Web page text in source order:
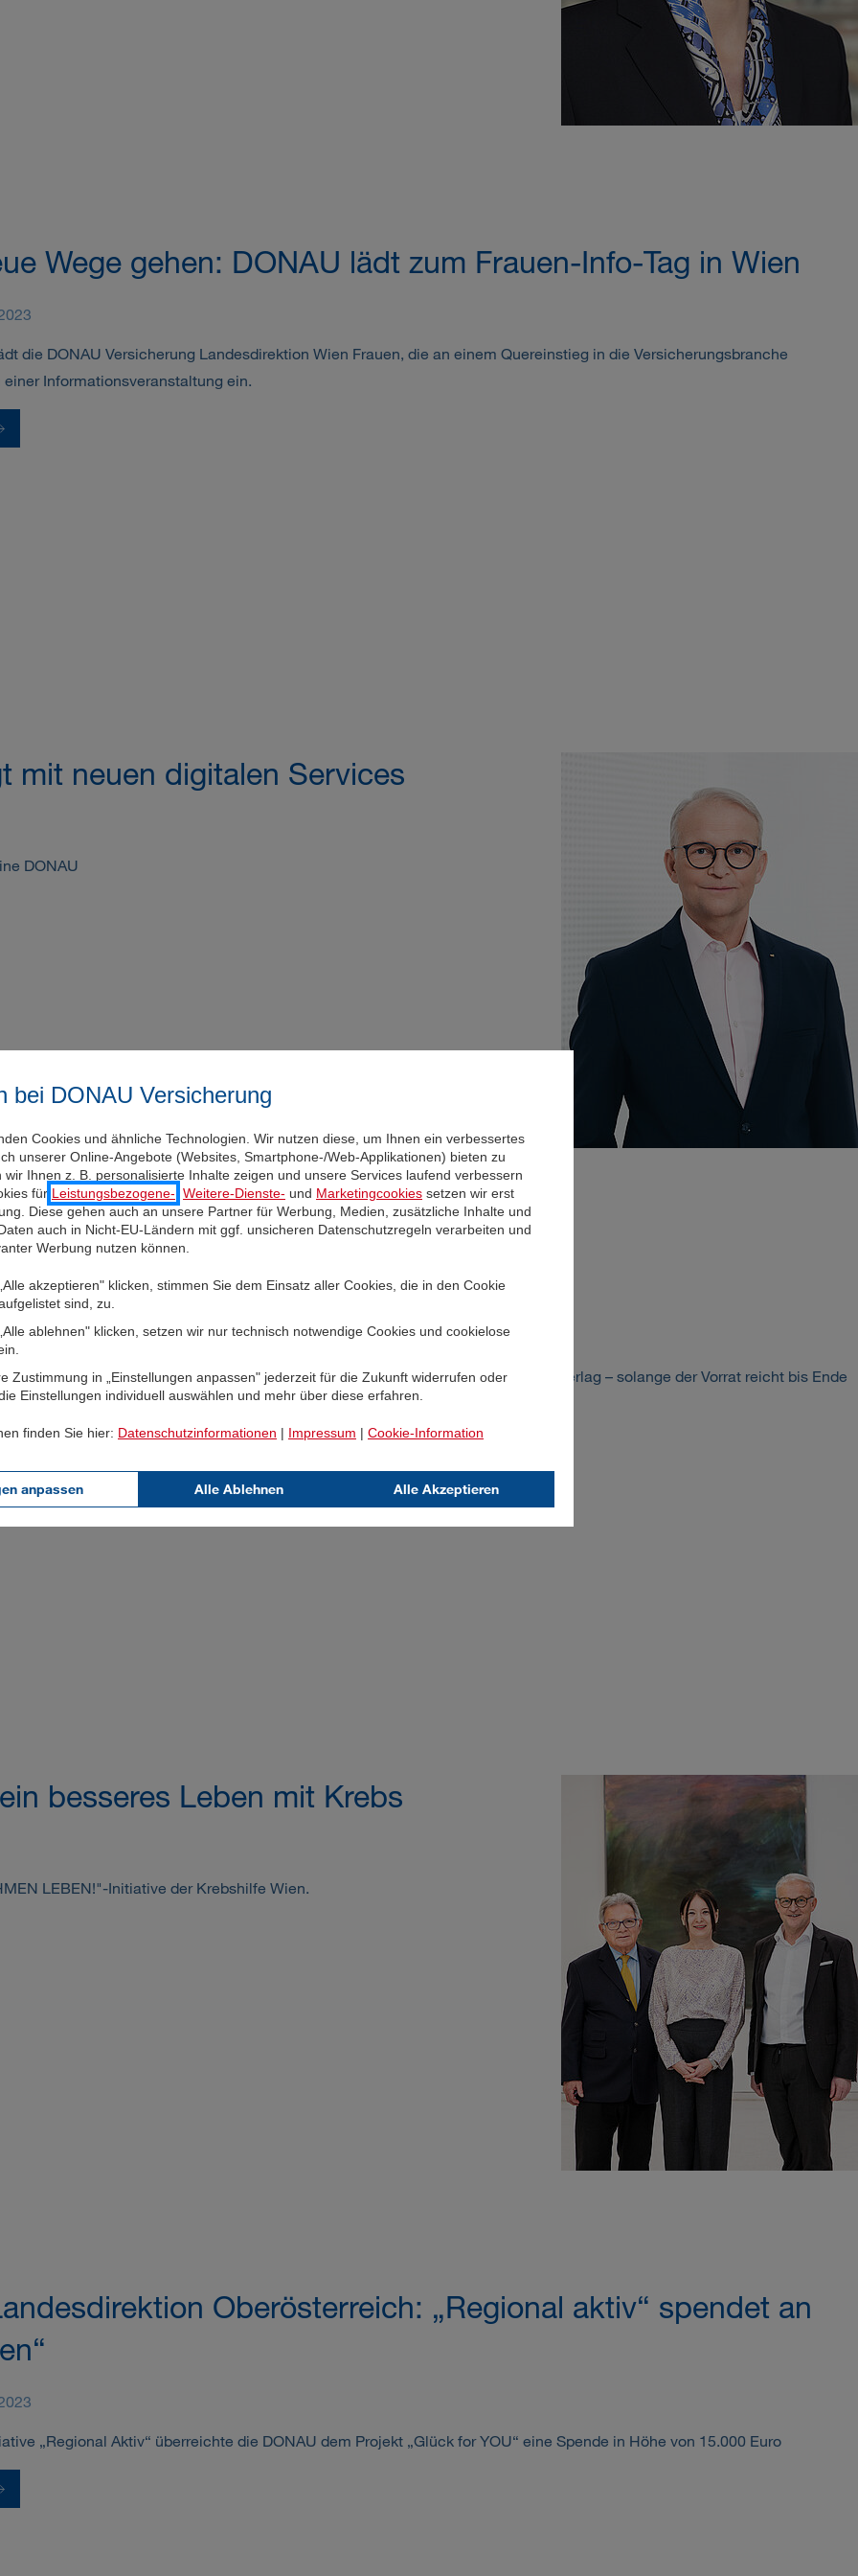
bei DONAU Versicherung
Cookies und ähnliche Technologien. Wir nutzen diese, um Ihnen ein verbessertes
unserer Online-Angebote (Websites, Smartphone-/Web-Applikationen) bieten zu
wir Ihnen z. B. personalisierte Inhalte zeigen und unsere Services laufend verbessern
für Leistungsbezogene- Weitere-Dienste- und Marketingcookies setzen wir erst
Diese gehen auch an unsere Partner für Werbung, Medien, zusätzliche Inhalte und
auch in Nicht-EU-Ländern mit ggf. unsicheren Datenschutzregeln verarbeiten und
Werbung nutzen können.
akzeptieren" klicken, stimmen Sie dem Einsatz aller Cookies, die in den Cookie
sind, zu.
ablehnen" klicken, setzen wir nur technisch notwendige Cookies und cookielose
Zustimmung in „Einstellungen anpassen" jederzeit für die Zukunft widerrufen oder
Einstellungen individuell auswählen und mehr über diese erfahren.
finden Sie hier: Datenschutzinformationen | Impressum | Cookie-Information
anpassen Alle Ablehnen Alle Akzeptieren
Wege gehen: DONAU lädt zum Frauen-Info-Tag in Wien
die DONAU Versicherung Landesdirektion Wien Frauen, die an einem Quereinstieg in die Versicherungsbranche
Informationsveranstaltung ein.
mit neuen digitalen Services
DONAU
2023 Limited Edition
profitieren, Kaufkraft absichern: Mit dem Starbond 2023 Limited Edition als Einmalerlag – solange der Vorrat reicht bis Ende
besseres Leben mit Krebs
LEBEN!"-Initiative der Krebshilfe Wien.
Oberösterreich: „Regional aktiv“ spendet an
„Regional Aktiv“ überreichte die DONAU dem Projekt „Glück for YOU“ eine Spende in Höhe von 15.000 Euro